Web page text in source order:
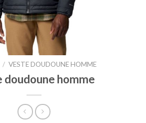
/ VESTE DOUDOUNE HOMME
doudoune homme